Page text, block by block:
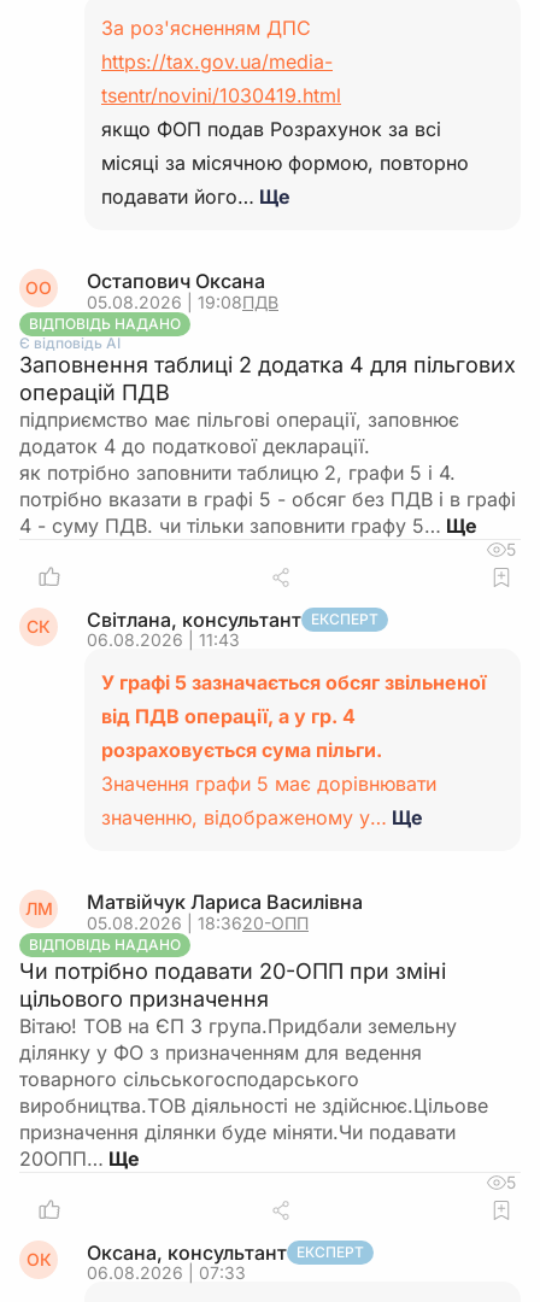
За роз'ясненням ДПС
https://tax.gov.ua/media-
tsentr/novini/1030419.html
якщо ФОП подав Розрахунок за всі
місяці за місячною формою, повторно
подавати його… Ще
ОО Остапович Оксана
05.08.2026 | 19:08ПДВ
ВІДПОВІДЬ НАДАНО
Є відповідь АІ
Заповнення таблиці 2 додатка 4 для пільгових
операцій ПДВ
підприємство має пільгові операції, заповнює
додаток 4 до податкової декларації.
як потрібно заповнити таблицю 2, графи 5 і 4.
потрібно вказати в графі 5 - обсяг без ПДВ і в графі
4 - суму ПДВ. чи тільки заповнити графу 5…
5
СК Світлана, консультант ЕКСПЕРТ
06.08.2026 | 11:43
У графі 5 зазначається обсяг звільненої
від ПДВ операції, а у гр. 4
розраховується сума пільги.
Значення графи 5 має дорівнювати
значенню, відображеному у… Ще
ЛМ Матвійчук Лариса Василівна
05.08.2026 | 18:3620-ОПП
ВІДПОВІДЬ НАДАНО
Чи потрібно подавати 20-ОПП при зміні
цільового призначення
Вітаю! ТОВ на ЄП 3 група.Придбали земельну
ділянку у ФО з призначенням для ведення
товарного сільськогосподарського
виробництва.ТОВ діяльності не здійснює.Цільове
призначення ділянки буде міняти.Чи подавати
20ОПП…
5
ОК Оксана, консультант ЕКСПЕРТ
06.08.2026 | 07:33